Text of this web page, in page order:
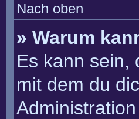
Nach oben
» Warum
Es kann sein,
mit dem du